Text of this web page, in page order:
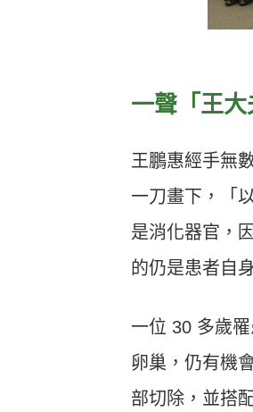
一聲「王
王鵬惠經手無
一刀畫下，「
是消化器官，
的仍是患者自
一位 30 多歲
卵巢，仍有機
部切除，並搭